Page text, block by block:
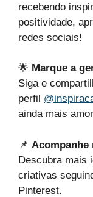
recebendo
positividade,
redes sociais!
🌟 Marque a
Siga e
perfil
ainda mais
📌 Acompanhe
Descubra mais
criativas
Pinterest.